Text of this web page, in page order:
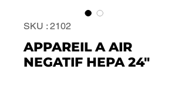
SKU : 2102
APPAREIL A AIR
NEGATIF HEPA 24"